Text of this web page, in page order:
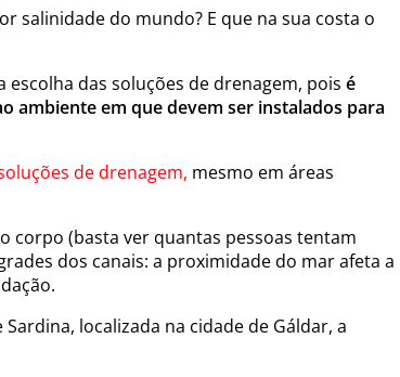
salinidade do mundo? E que na sua costa o
das soluções de drenagem, pois é
ambiente em que devem ser instalados para
de drenagem, mesmo em áreas
corpo (basta ver quantas pessoas tentam
dos canais: a proximidadedo mar afeta a
localizada na cidade de Gáldar, a